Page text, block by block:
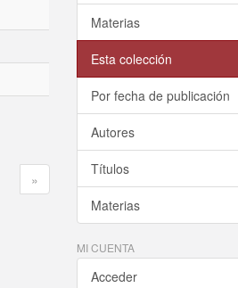
»
Materias
Esta colección
Por fecha de publicación
Autores
Títulos
Materias
MI CUENTA
Acceder